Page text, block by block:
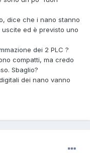
dice che i nano stanno
ed è previsto uno
dei 2 PLC ?
compatti, ma credo
Sbaglio?
dei nano vanno